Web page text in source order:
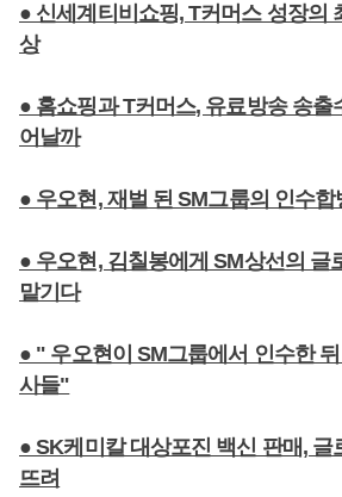
● 신세계티비쇼핑, T커머스 성장의
상
● 홈쇼핑과 T커머스, 유료방송 송출
어날까
● 우오현, 재벌 된 SM그룹의 인수
● 우오현, 김칠봉에게 SM상선의 글
맡기다
● " 우오현이 SM그룹에서 인수한
사들"
● SK케미칼 대상포진 백신 판매, 글
뜨려